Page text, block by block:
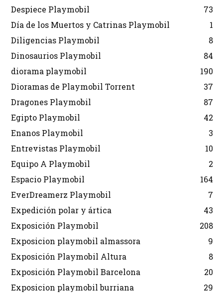
Despiece Playmobil
73
Día de los Muertos y Catrinas Playmobil
1
Diligencias Playmobil
8
Dinosaurios Playmobil
84
diorama playmobil
190
Dioramas de Playmobil Torrent
37
Dragones Playmobil
87
Egipto Playmobil
42
Enanos Playmobil
3
Entrevistas Playmobil
10
Equipo A Playmobil
2
Espacio Playmobil
164
EverDreamerz Playmobil
7
Expedición polar y ártica
43
Exposición Playmobil
208
Exposicion playmobil almassora
9
Exposición Playmobil Altura
8
Exposición Playmobil Barcelona
20
Exposicion playmobil burriana
29